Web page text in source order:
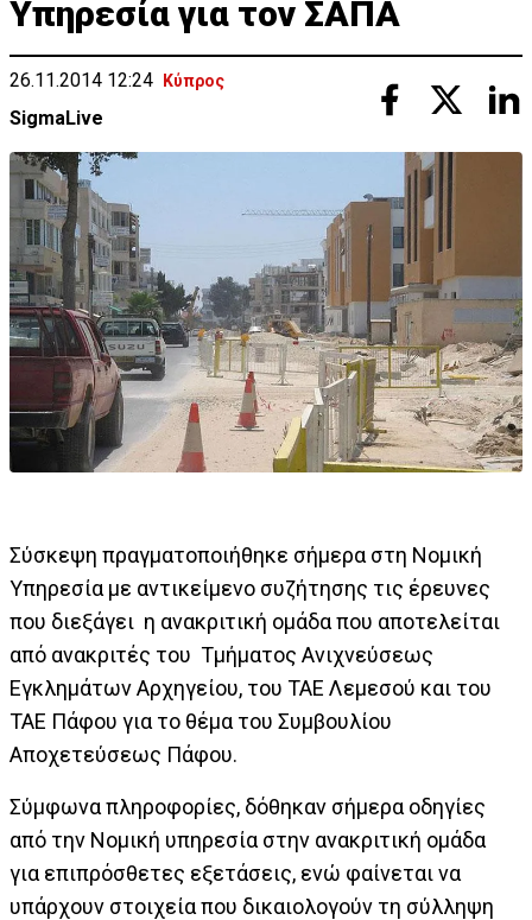
Υπηρεσία για τον ΣΑΠΑ
26.11.2014 12:24 Κύπρος
SigmaLive
Σύσκεψη πραγματοποιήθηκε σήμερα στη Νομική
Υπηρεσία με αντικείμενο συζήτησης τις έρευνες
που διεξάγει η ανακριτική ομάδα που αποτελείται
από ανακριτές του Τμήματος Ανιχνεύσεως
Εγκλημάτων Αρχηγείου, του ΤΑΕ Λεμεσού και του
ΤΑΕ Πάφου για το θέμα του Συμβουλίου
Αποχετεύσεως Πάφου.
Σύμφωνα πληροφορίες, δόθηκαν σήμερα οδηγίες
από την Νομική υπηρεσία στην ανακριτική ομάδα
για επιπρόσθετες εξετάσεις, ενώ φαίνεται να
υπάρχουν στοιχεία που δικαιολογούν τη σύλληψη